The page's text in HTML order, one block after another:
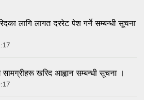
लागि लागत दररेट पेश गर्ने सम्बन्धी सूचना
खरिद आह्वान सम्बन्धी सूचना ।